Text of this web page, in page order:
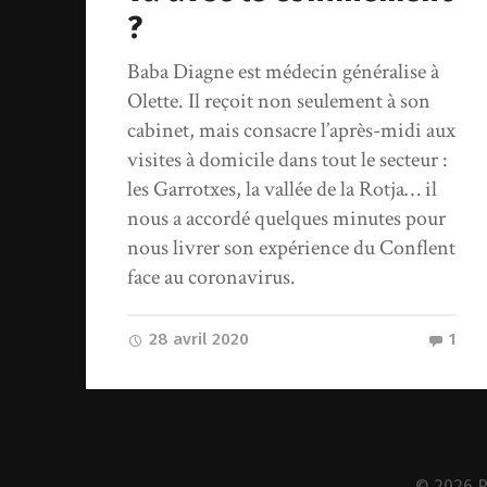
?
Baba Diagne est médecin généralise à
Olette. Il reçoit non seulement à son
cabinet, mais consacre l’après-midi aux
visites à domicile dans tout le secteur :
les Garrotxes, la vallée de la Rotja… il
nous a accordé quelques minutes pour
nous livrer son expérience du Conflent
face au coronavirus.
28 avril 2020 1